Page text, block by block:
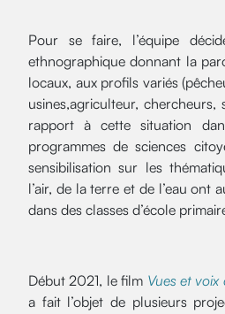
Pour se faire, l’équipe
ethnographique donnant la
locaux, aux profils variés
usines,agriculteur,
rapport à cette situation
programmes de sciences
sensibilisation sur les
l’air, de la terre et de l’eau ont
dans des classes d’école
Début 2021, le film Vues et voix
a fait l’objet de plusieurs